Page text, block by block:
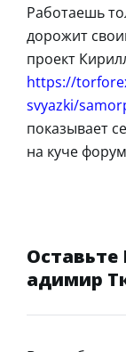
Работаешь
дорожит
проект
https://
svyazki/
показывает
на куче
Оставьте
адимир